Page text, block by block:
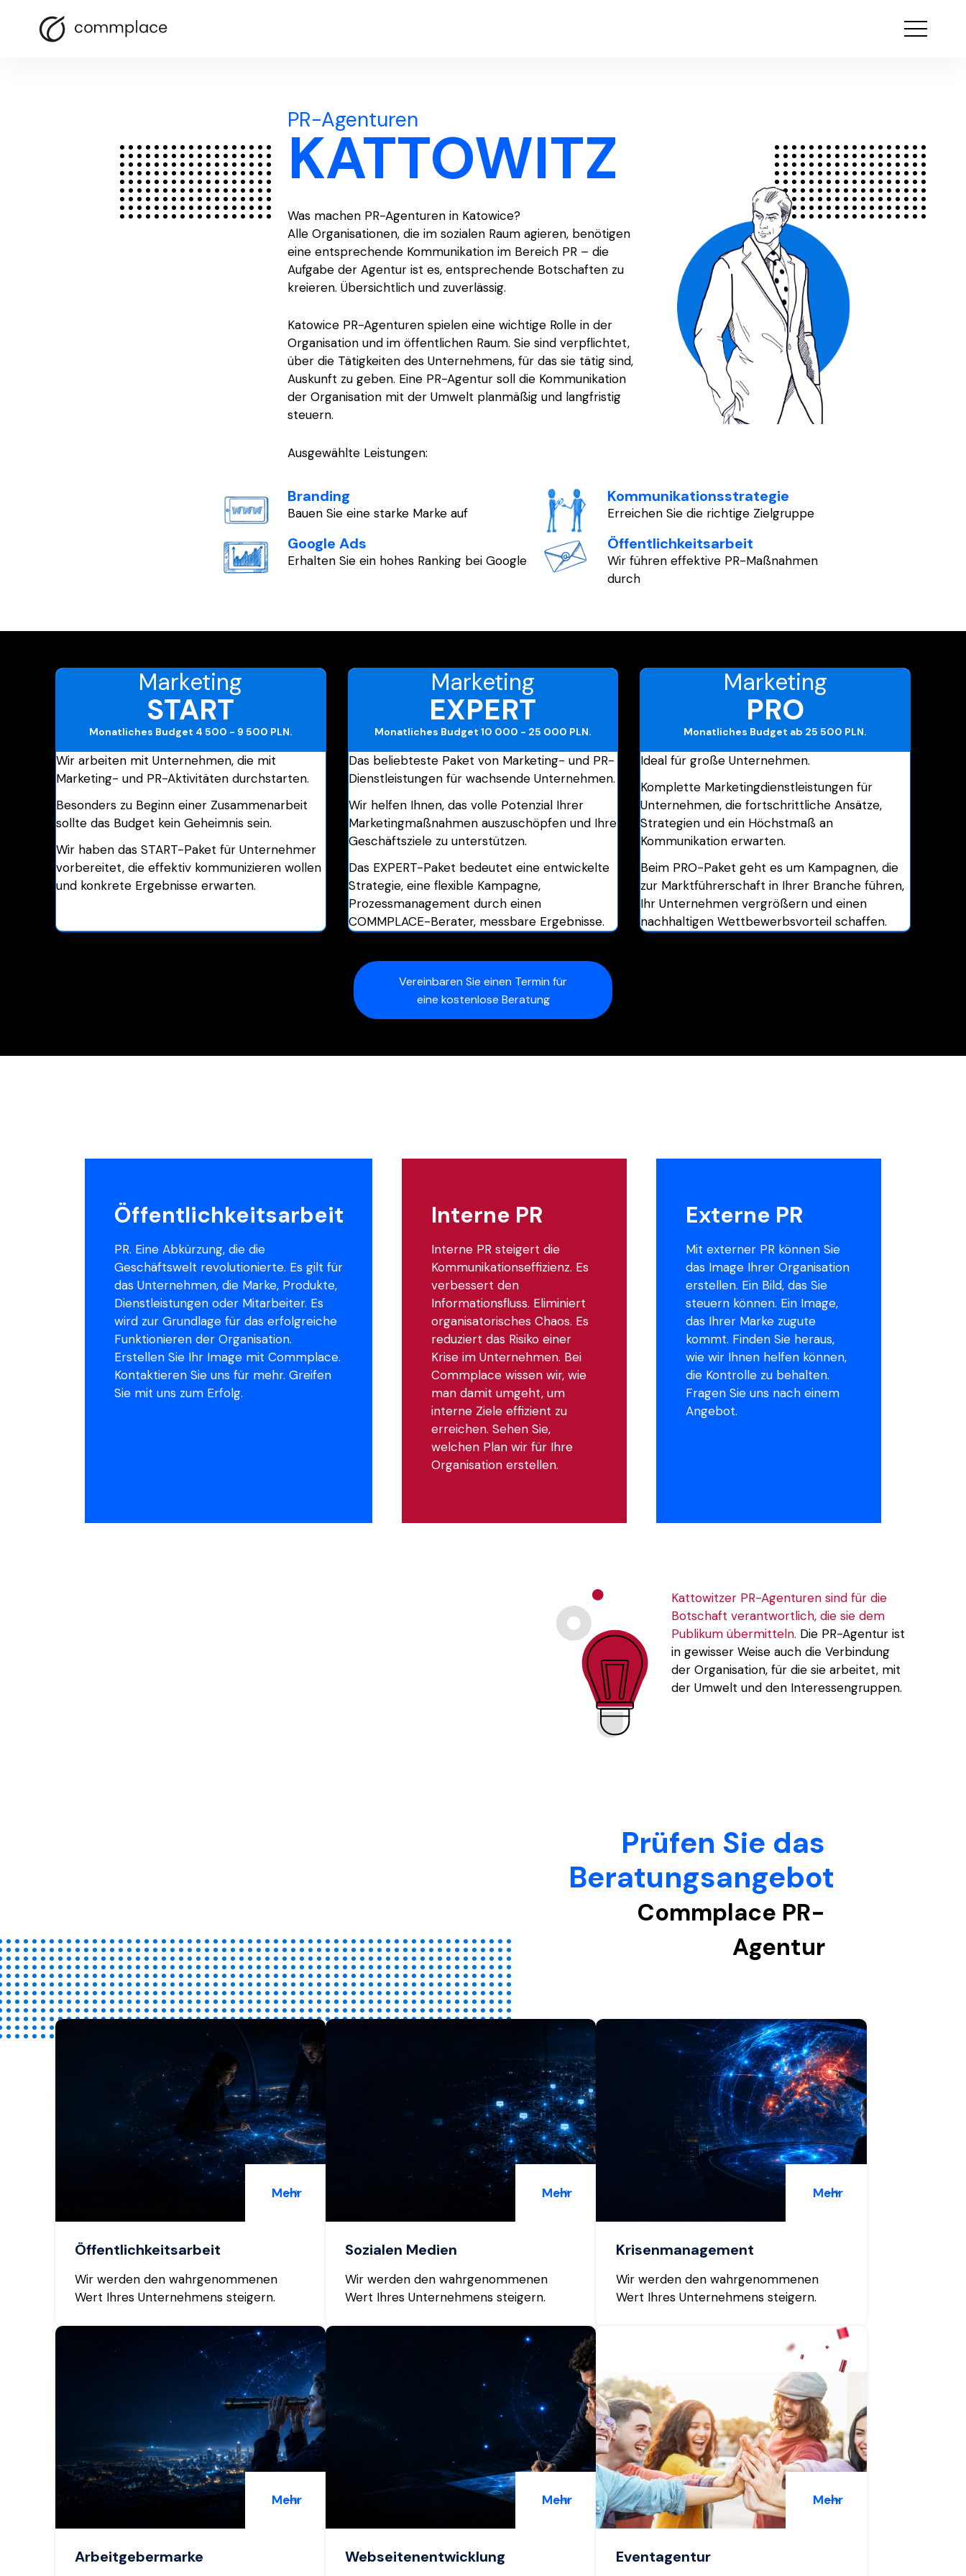
PR-Agenturen
KATTOWITZ
Was machen PR-Agenturen in Katowice?
Alle Organisationen, die im sozialen Raum agieren, benötigen
eine entsprechende Kommunikation im Bereich PR – die
Aufgabe der Agentur ist es, entsprechende Botschaften zu
kreieren. Übersichtlich und zuverlässig.
Katowice PR-Agenturen spielen eine wichtige Rolle in der
Organisation und im öffentlichen Raum. Sie sind verpflichtet,
über die Tätigkeiten des Unternehmens, für das sie tätig sind,
Auskunft zu geben. Eine PR-Agentur soll die Kommunikation
der Organisation mit der Umwelt planmäßig und langfristig
steuern.
Ausgewählte Leistungen:
Branding
Bauen Sie eine starke Marke auf
Kommunikationsstrategie
Erreichen Sie die richtige Zielgruppe
Google Ads
Erhalten Sie ein hohes Ranking bei Google
Öffentlichkeitsarbeit
Wir führen effektive PR-Maßnahmen
durch
Marketing
START
Monatliches Budget 4 500 - 9 500 PLN.
Wir arbeiten mit Unternehmen, die mit
Marketing- und PR-Aktivitäten durchstarten.
Besonders zu Beginn einer Zusammenarbeit
sollte das Budget kein Geheimnis sein.
Wir haben das START-Paket für Unternehmer
vorbereitet, die effektiv kommunizieren wollen
und konkrete Ergebnisse erwarten.
Marketing
EXPERT
Monatliches Budget 10 000 - 25 000 PLN.
Das beliebteste Paket von Marketing- und PR-
Dienstleistungen für wachsende Unternehmen.
Wir helfen Ihnen, das volle Potenzial Ihrer
Marketingmaßnahmen auszuschöpfen und Ihre
Geschäftsziele zu unterstützen.
Das EXPERT-Paket bedeutet eine entwickelte
Strategie, eine flexible Kampagne,
Prozessmanagement durch einen
COMMPLACE-Berater, messbare Ergebnisse.
Marketing
PRO
Monatliches Budget ab 25 500 PLN.
Ideal für große Unternehmen.
Komplette Marketingdienstleistungen für
Unternehmen, die fortschrittliche Ansätze,
Strategien und ein Höchstmaß an
Kommunikation erwarten.
Beim PRO-Paket geht es um Kampagnen, die
zur Marktführerschaft in Ihrer Branche führen,
Ihr Unternehmen vergrößern und einen
nachhaltigen Wettbewerbsvorteil schaffen.
Vereinbaren Sie einen Termin für
eine kostenlose Beratung
Öffentlichkeitsarbeit
PR. Eine Abkürzung, die die
Geschäftswelt revolutionierte. Es gilt für
das Unternehmen, die Marke, Produkte,
Dienstleistungen oder Mitarbeiter. Es
wird zur Grundlage für das erfolgreiche
Funktionieren der Organisation.
Erstellen Sie Ihr Image mit Commplace.
Kontaktieren Sie uns für mehr. Greifen
Sie mit uns zum Erfolg.
Interne PR
Interne PR steigert die
Kommunikationseffizienz. Es
verbessert den
Informationsfluss. Eliminiert
organisatorisches Chaos. Es
reduziert das Risiko einer
Krise im Unternehmen. Bei
Commplace wissen wir, wie
man damit umgeht, um
interne Ziele effizient zu
erreichen. Sehen Sie,
welchen Plan wir für Ihre
Organisation erstellen.
Externe PR
Mit externer PR können Sie
das Image Ihrer Organisation
erstellen. Ein Bild, das Sie
steuern können. Ein Image,
das Ihrer Marke zugute
kommt. Finden Sie heraus,
wie wir Ihnen helfen können,
die Kontrolle zu behalten.
Fragen Sie uns nach einem
Angebot.
Kattowitzer PR-Agenturen sind für die
Botschaft verantwortlich, die sie dem
Publikum übermitteln. Die PR-Agentur ist
in gewisser Weise auch die Verbindung
der Organisation, für die sie arbeitet, mit
der Umwelt und den Interessengruppen.
Prüfen Sie das
Beratungsangebot
Commplace PR-
Agentur
Mehr
Öffentlichkeitsarbeit
Wir werden den wahrgenommenen
Wert Ihres Unternehmens steigern.
Mehr
Sozialen Medien
Wir werden den wahrgenommenen
Wert Ihres Unternehmens steigern.
Mehr
Krisenmanagement
Wir werden den wahrgenommenen
Wert Ihres Unternehmens steigern.
Mehr
Arbeitgebermarke
Mehr
Webseitenentwicklung
Mehr
Eventagentur